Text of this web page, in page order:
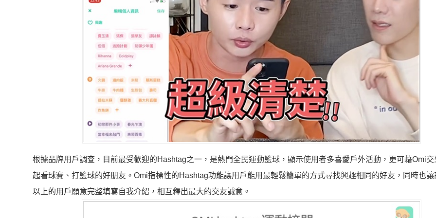
根據品牌用戶調查，目前最受歡迎的Hashtag之一，是熱門全民運動籃球，顯示使用者多喜愛戶外活動，更可藉Omi交
起看球賽、打籃球的好朋友。Omi指標性的Hashtag功能讓用戶能用最輕鬆簡單的方式尋找興趣相同的好友，同時也讓
以上的用戶願意完整填寫自我介紹，相互釋出最大的交友誠意。